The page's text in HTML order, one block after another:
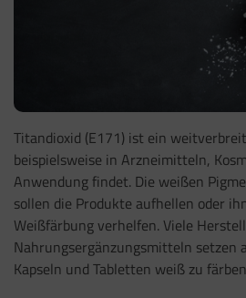
Titandioxid (E171) ist ein
beispielsweise in Arzneimitteln,
Anwendung findet. Die weißen
sollen die Produkte aufhellen oder
Weißfärbung verhelfen. Viele
Nahrungsergänzungsmitteln setzen
Kapseln und Tabletten weiß zu